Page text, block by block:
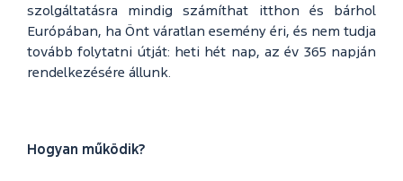
szolgáltatásra mindig számíthat itthon és bárhol
Európában, ha Önt váratlan esemény éri, és nem tudja
tovább folytatni útját: heti hét nap, az év 365 napján
rendelkezésére állunk.
Hogyan működik?